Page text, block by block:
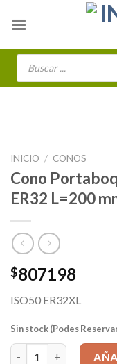
Búsqueda
INICIO / CONOS
Cono
ER32 L=200
$807198
ISO50 ER32XL
Sin stock (Podes
Cono Portaboquilla